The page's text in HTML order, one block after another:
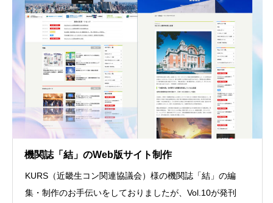
機関誌「結」のWeb版サイト制作
KURS（近畿生コン関連協議会）様の機関誌「結」の編
集・制作のお手伝いをしておりましたが、Vol.10が発刊